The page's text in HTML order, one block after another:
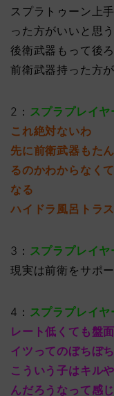
スプラトゥーン上
った方がいいと思
後衛武器もって後
前衛武器持った方
2： スプラプレイヤ
これ絶対ないわ
先に前衛武器もた
るのかわからなく
なる
ハイドラ風呂トラ
3： スプラプレイヤ
現実は前衛をサポ
4： スプラプレイヤ
レート低くても盤
イツってのぼちぼ
こういう子はキル
んだろうなって感